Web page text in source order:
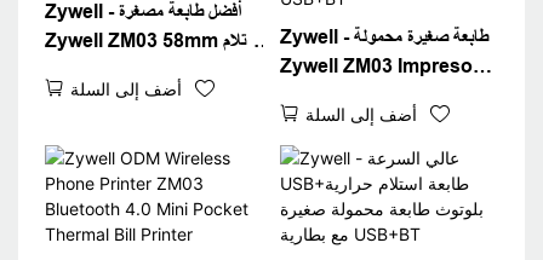
Zywell - أفضل طابعة مصغرة
Zywell ZM03 58mm استلام
الأسهم USB+WiFi
أضف إلى السلة
Zywell - طابعة صغيرة محمولة
Zywell ZM03 Impresora
Bluetooth Thermipt
Printer USB+BT
أضف إلى السلة